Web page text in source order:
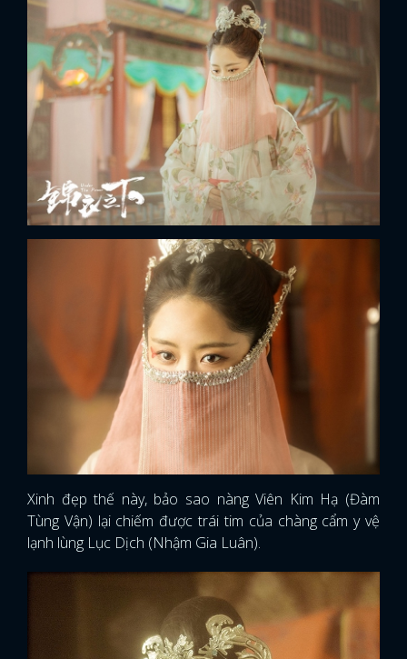
Xinh đẹp thế này, bảo sao nàng Viên Kim Hạ (Đàm
Tùng Vận) lại chiếm được trái tim của chàng cẩm y vệ
lạnh lùng Lục Dịch (Nhậm Gia Luân).